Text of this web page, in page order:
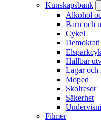
Kunskapsbank
Alkohol
Barn och
Cykel
Hållbar
Lagar och
Moped
Skolresor
Säkerhet
Filmer